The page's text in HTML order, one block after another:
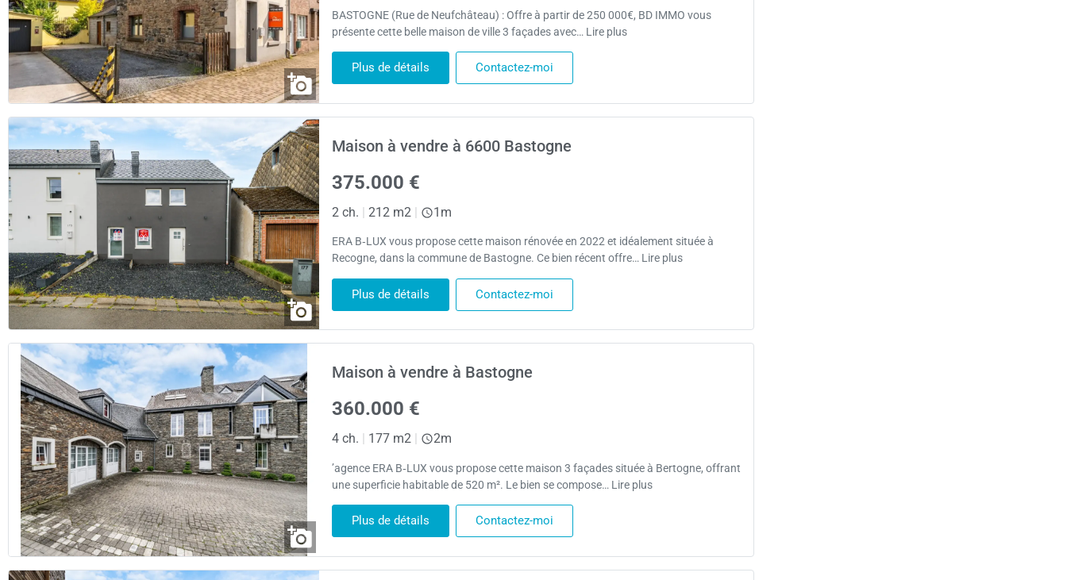
BASTOGNE (Rue de Neufchâteau) : Offre à partir de 250 000€, BD IMMO vous
présente cette belle maison de ville 3 façades avec… Lire plus
Plus de détails Contactez-moi
Maison à vendre à 6600 Bastogne
375.000 €
2 ch. | 212 m2 | 1m
ERA B‑LUX vous propose cette maison rénovée en 2022 et idéalement située à
Recogne, dans la commune de Bastogne. Ce bien récent offre… Lire plus
Plus de détails Contactez-moi
Maison à vendre à Bastogne
360.000 €
4 ch. 177 m2 2m
’agence ERA B‑LUX vous propose cette maison 3 façades située à Bertogne, offrant
une superficie habitable de 520 m². Le bien se compose… Lire plus
Plus de détails Contactez-moi